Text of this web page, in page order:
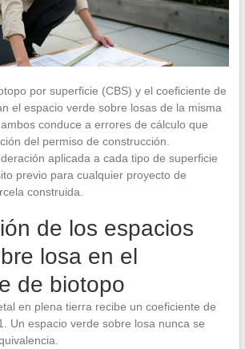
por superficie (CBS) y el coeficiente de
el espacio verde sobre losas de la misma
conduce a errores de cálculo que
del permiso de construcción.
aplicada a cada tipo de superficie
previo para cualquier proyecto de
construida.
de los espacios
losa en el
de biotopo
en plena tierra recibe un coeficiente de
Un espacio verde sobre losa nunca se